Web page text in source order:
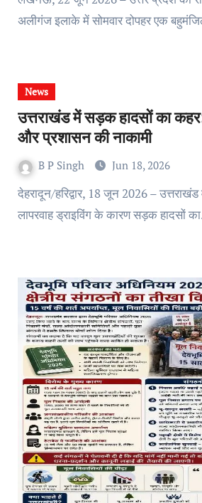
अलीगंज इलाके में सोमवार दोपहर एक
News
उत्तराखंड में सड़क हादसों का
और प्रशासन की नाकामी
B P Singh Jun 18, 2026
देहरादून/हरिद्वार, 18 जून 2026 – उत्तराखंड में तेज रफ्तार वाहनों और
लापरवाह ड्राइविंग के कारण सड़क हादसों